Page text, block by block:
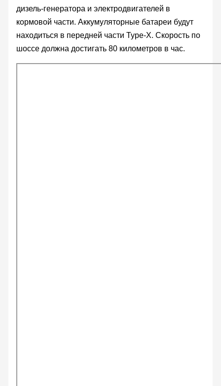
дизель-генератора и электродвигателей в
кормовой части. Аккумуляторные батареи будут
находиться в передней части Type-X. Скорость по
шоссе должна достигать 80 километров в час.